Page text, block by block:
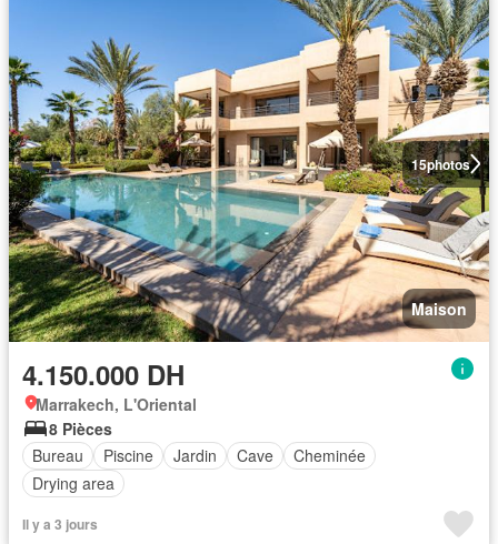
15photos
Maison
4.150.000 DH
Marrakech, L'Oriental
8 Pièces
Bureau
Piscine Jardin Cave
Cheminée
Drying area
Il y a 3 jours